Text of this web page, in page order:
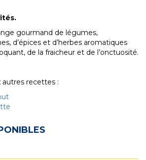
gourmand de légumes,
d’épices et d’herbes aromatiques
de la fraicheur et de l’onctuosité.
autres recettes :